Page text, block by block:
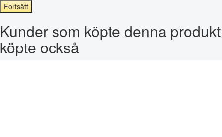
Fortsätt
Kunder som köpte denna produkt
köpte också